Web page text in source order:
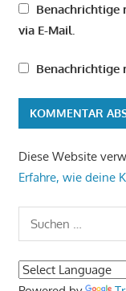
Benachrichtige
via E-Mail.
Benachrichtige
Diese Website
Erfahre, wie deine
Suchen
nach: